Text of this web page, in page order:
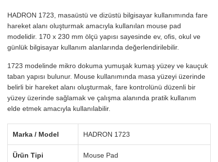
HADRON 1723, masaüstü ve dizüstü bilgisayar kullanımında fare
hareket alanı oluşturmak amacıyla kullanılan mouse pad
modelidir. 170 x 230 mm ölçü yapısı sayesinde ev, ofis, okul ve
günlük bilgisayar kullanım alanlarında değerlendirilebilir.
1723 modelinde mikro dokuma yumuşak kumaş yüzey ve kauçuk
taban yapısı bulunur. Mouse kullanımında masa yüzeyi üzerinde
belirli bir hareket alanı oluşturmak, fare kontrolünü düzenli bir
yüzey üzerinde sağlamak ve çalışma alanında pratik kullanım
elde etmek amacıyla kullanılabilir.
Marka / Model HADRON 1723
Ürün Tipi Mouse Pad